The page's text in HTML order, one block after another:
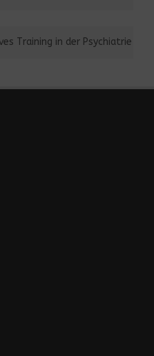
Training in der Psychiatrie